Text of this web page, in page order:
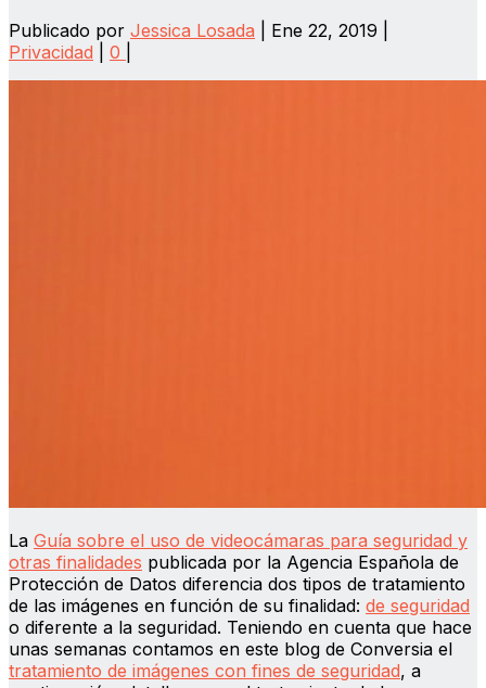
Publicado por Jessica Losada Ene 22, 2019
Privacidad
0
La Guía sobre el uso de videocámaras para seguridad y
otras finalidades publicada por la Agencia Española de
Protección de Datos diferencia dos tipos de tratamiento
de las imágenes en función de su finalidad: de seguridad
o diferente a la seguridad. Teniendo en cuenta que hace
unas semanas contamos en este blog de Conversia el
tratamiento de imágenes con fines de seguridad, a